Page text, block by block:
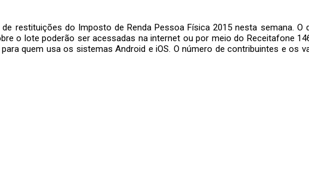
restituições do Imposto de Renda Pessoa Física 2015 nesta semana. O
o lote poderão ser acessadas na internet ou por meio do Receitafone
quem usa os sistemas Android e iOS. O número de contribuintes e os